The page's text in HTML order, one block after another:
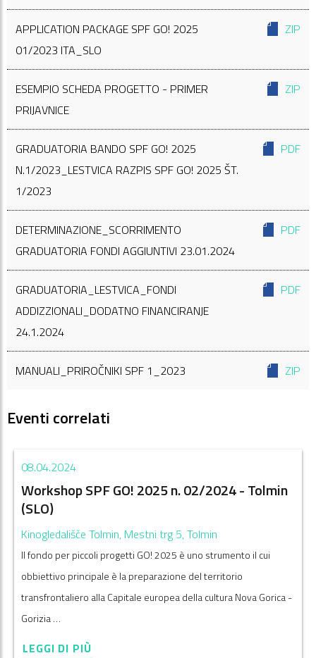
APPLICATION PACKAGE SPF GO! 2025
01/2023 ITA_SLO
ZIP
ESEMPIO SCHEDA PROGETTO - PRIMER
PRIJAVNICE
ZIP
GRADUATORIA BANDO SPF GO! 2025
N.1/2023_LESTVICA RAZPIS SPF GO! 2025 ŠT.
1/2023
PDF
DETERMINAZIONE_SCORRIMENTO
GRADUATORIA FONDI AGGIUNTIVI 23.01.2024
PDF
GRADUATORIA_LESTVICA_FONDI
ADDIZZIONALI_DODATNO FINANCIRANJE
24.1.2024
PDF
MANUALI_PRIROČNIKI SPF 1_2023 ZIP
Eventi correlati
08.04.2024
Workshop SPF GO! 2025 n. 02/2024 - Tolmin
(SLO)
Kinogledališče Tolmin, Mestni trg 5, Tolmin
Il fondo per piccoli progetti GO! 2025 è uno strumento il cui
obbiettivo principale è la preparazione del territorio
transfrontaliero alla Capitale europea della cultura Nova Gorica -
Gorizia …
LEGGI DI PIÙ